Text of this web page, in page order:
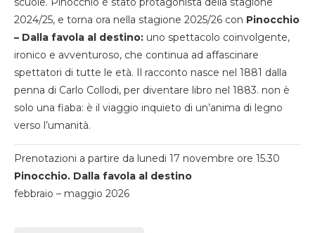
2024/25, e torna ora nella stagione 2025/26 con Pinocchio
– Dalla favola al destino: uno spettacolo coinvolgente,
ironico e avventuroso, che continua ad affascinare
spettatori di tutte le età. Il racconto nasce nel 1881 dalla
penna di Carlo Collodi, per diventare libro nel 1883. non è
solo una fiaba: è il viaggio inquieto di un’anima di legno
verso l’umanità.
Prenotazioni a partire da lunedi 17 novembre ore 15.30
Pinocchio. Dalla favola al destino
febbraio – maggio 2026